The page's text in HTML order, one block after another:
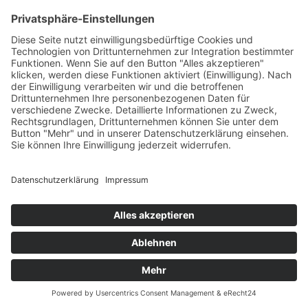
Best Practice
Termine
Büchereien
Weiterführende Schulen
Podcast
Abonniere unseren Newsletter
Datenschutzerklärung.
Copyright © 2026 · Bücheralarm
Widerrufsbelehrung
Impressum